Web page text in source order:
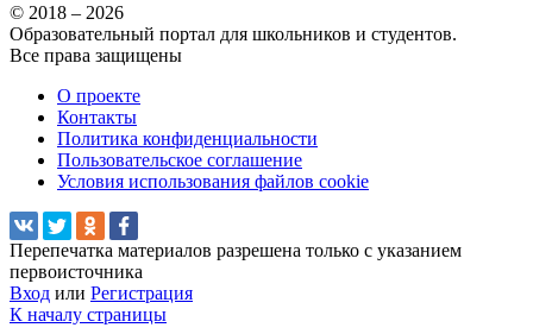
© 2018 – 2026
Образовательный портал для школьников и студентов.
Все права защищены
О проекте
Контакты
Политика конфиденциальности
Пользовательское соглашение
Условия использования файлов cookie
Перепечатка материалов разрешена только с указанием
первоисточника
Вход или Регистрация
К началу страницы